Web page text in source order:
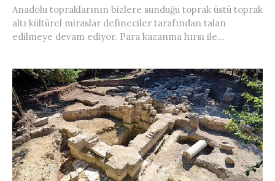
Anadolu topraklarının bizlere sunduğu toprak üstü toprak
altı kültürel miraslar defineciler tarafından talan
edilmeye devam ediyor. Para kazanma hırsı ile...